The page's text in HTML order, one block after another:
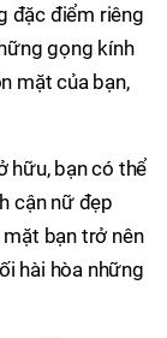
đặc điểm riêng
gọng kính
mặt của bạn,
hữu, bạn có thể
cận nữ đẹp
bạn trở nên
hài hòa những